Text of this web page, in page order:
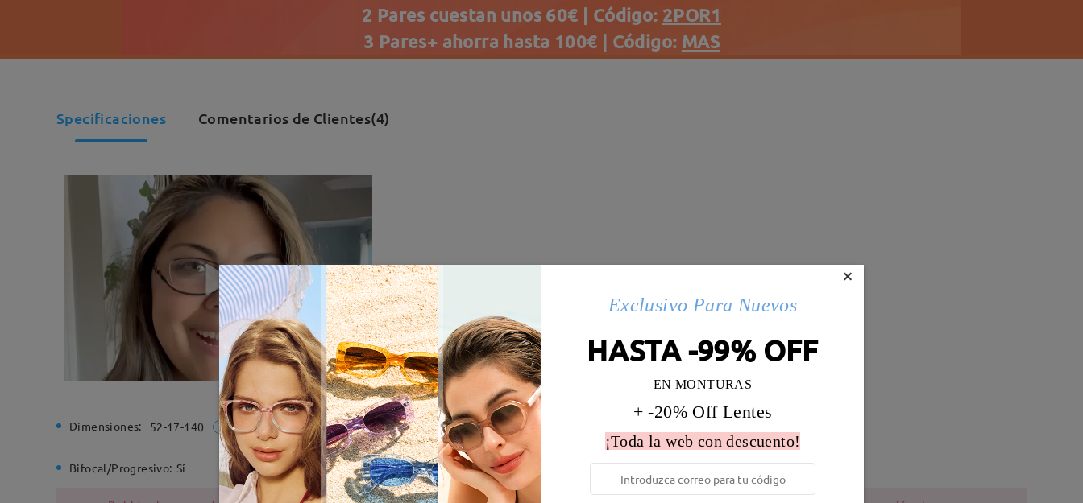
2 Pares cuestan unos 60€ | Código: 2POR1
3 Pares+ ahorra hasta 100€ | Código: MAS
Specificaciones Comentarios de Clientes(4)
Dimensiones: 52-17-140 Ancho de la montura: 134 mm (Medio)
Bifocal/Progresivo: Sí Bisagra de resorte: No Material de la montura: Metal
×
Exclusivo Para Nuevos
HASTA -99% OFF
EN MONTURAS
+ -20% Off Lentes
¡Toda la web con descuento!